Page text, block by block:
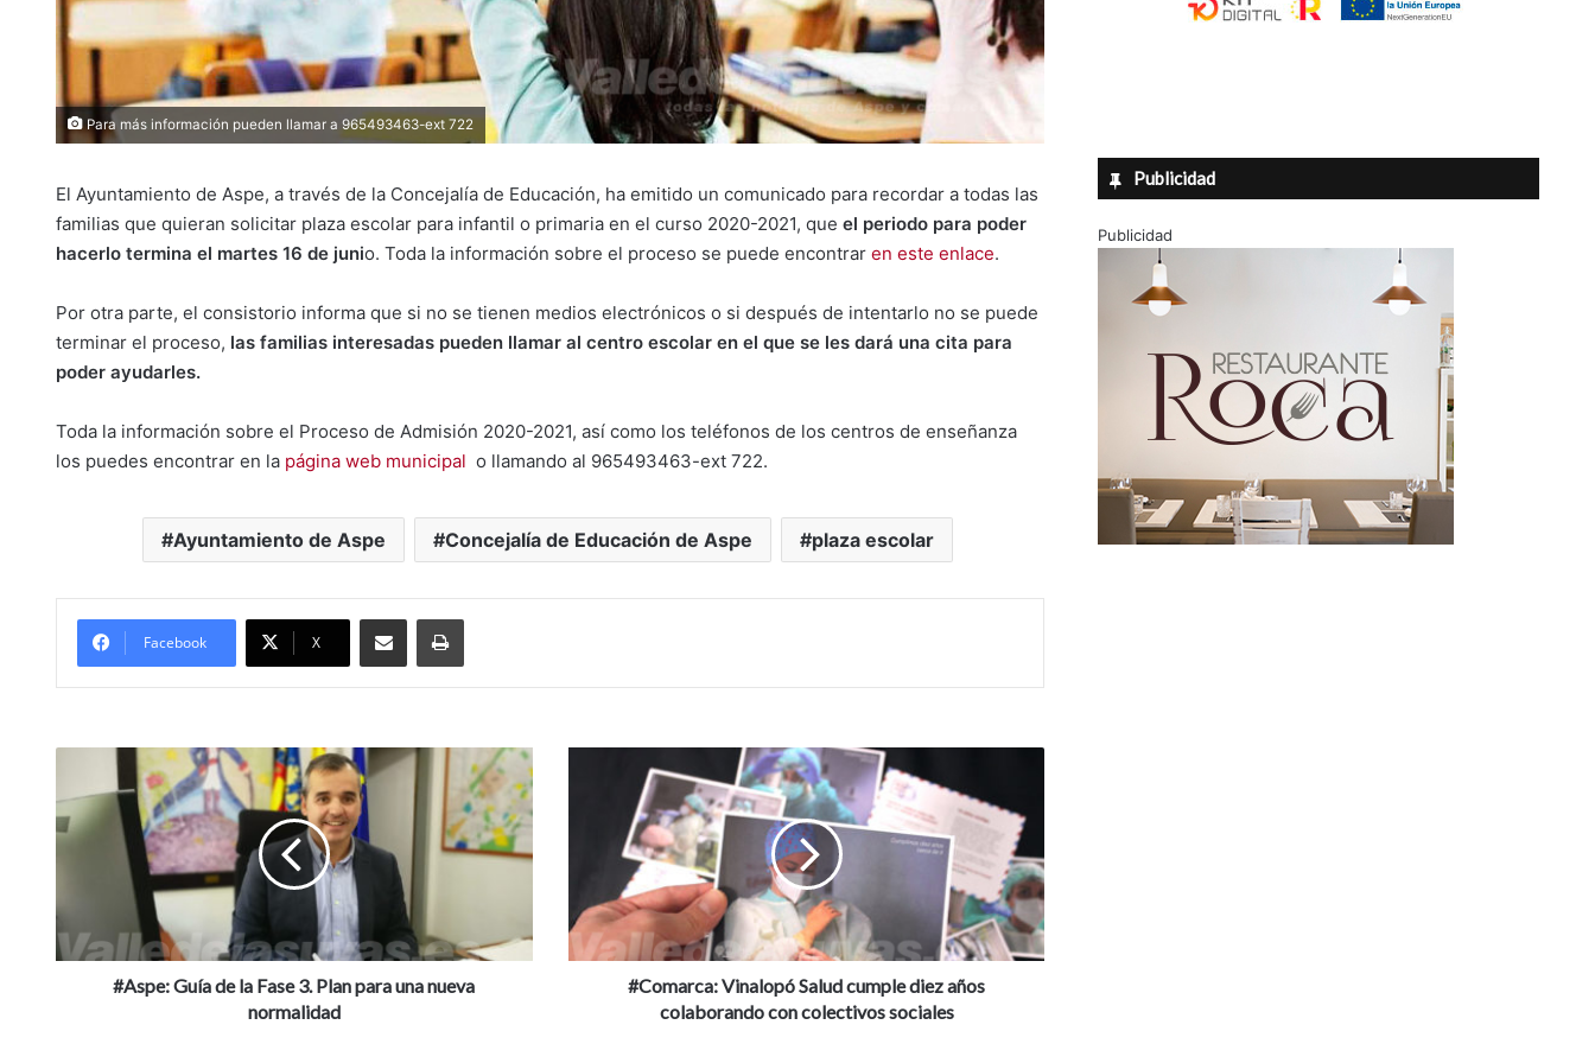
Para más información pueden llamar a 965493463-ext 722
El Ayuntamiento de Aspe, a través de la Concejalía de Educación, ha emitido un comunicado para recordar a todas las
familias que quieran solicitar plaza escolar para infantil o primaria en el curso 2020-2021, que el periodo para poder
hacerlo termina el martes 16 de junio. Toda la información sobre el proceso se puede encontrar en este enlace.
Por otra parte, el consistorio informa que si no se tienen medios electrónicos o si después de intentarlo no se puede
terminar el proceso, las familias interesadas pueden llamar al centro escolar en el que se les dará una cita para
poder ayudarles.
Toda la información sobre el Proceso de Admisión 2020-2021, así como los teléfonos de los centros de enseñanza
los puedes encontrar en la página web municipal o llamando al 965493463-ext 722.
Ayuntamiento de Aspe Concejalía de Educación de Aspe plaza escolar
Facebook X
p
G
u
í
#Aspe: Guía de la Fase 3. Plan para una nueva
normalidad
a
:
#Comarca: Vinalopó Salud cumple diez años
colaborando con colectivos sociales
Publicidad
Publicidad